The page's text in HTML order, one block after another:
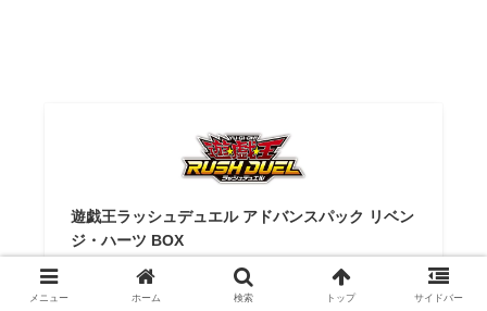
遊戯王ラッシュデュエル アドバンスパック リベン
ジ・ハーツ BOX
メディアワールド 販売＆買取SHOP
（2025/09/27 03:51時点 | Amazon調べ）
メニュー ホーム 検索 トップ サイドバー